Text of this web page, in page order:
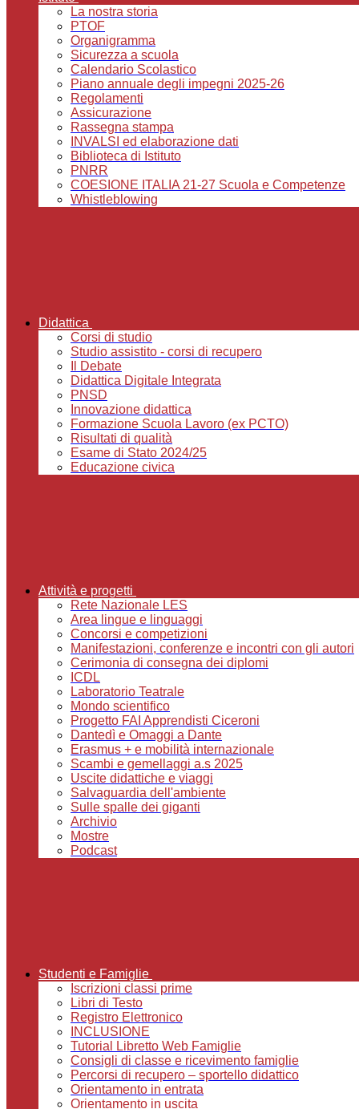
La nostra storia
PTOF
Organigramma
Sicurezza a scuola
Calendario Scolastico
Piano annuale degli impegni 2025-26
Regolamenti
Assicurazione
Rassegna stampa
INVALSI ed elaborazione dati
Biblioteca di Istituto
PNRR
COESIONE ITALIA 21-27 Scuola e Competenze
Whistleblowing
Didattica
Corsi di studio
Studio assistito - corsi di recupero
Il Debate
Didattica Digitale Integrata
PNSD
Innovazione didattica
Formazione Scuola Lavoro (ex PCTO)
Risultati di qualità
Esame di Stato 2024/25
Educazione civica
Attività e progetti
Rete Nazionale LES
Area lingue e linguaggi
Concorsi e competizioni
Manifestazioni, conferenze e incontri con gli autori
Cerimonia di consegna dei diplomi
ICDL
Laboratorio Teatrale
Mondo scientifico
Progetto FAI Apprendisti Ciceroni
Dantedì e Omaggi a Dante
Erasmus + e mobilità internazionale
Scambi e gemellaggi a.s 2025
Uscite didattiche e viaggi
Salvaguardia dell'ambiente
Sulle spalle dei giganti
Archivio
Mostre
Podcast
Studenti e Famiglie
Iscrizioni classi prime
Libri di Testo
Registro Elettronico
INCLUSIONE
Tutorial Libretto Web Famiglie
Consigli di classe e ricevimento famiglie
Percorsi di recupero – sportello didattico
Orientamento in entrata
Orientamento in uscita